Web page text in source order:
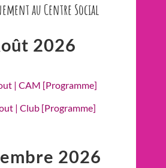
au Centre Social
2026
| CAM [Programme]
| Club [Programme]
2026